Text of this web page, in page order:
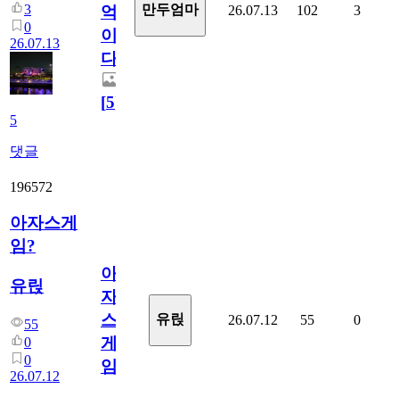
3
0
26.07.13
5
댓글
억
이
다.
[5]
만두엄마 26.07.13 102 3
196572
아자스게
임?
유릱
55
0
0
26.07.12
아
자
스
게
임?
유릱 26.07.12 55 0